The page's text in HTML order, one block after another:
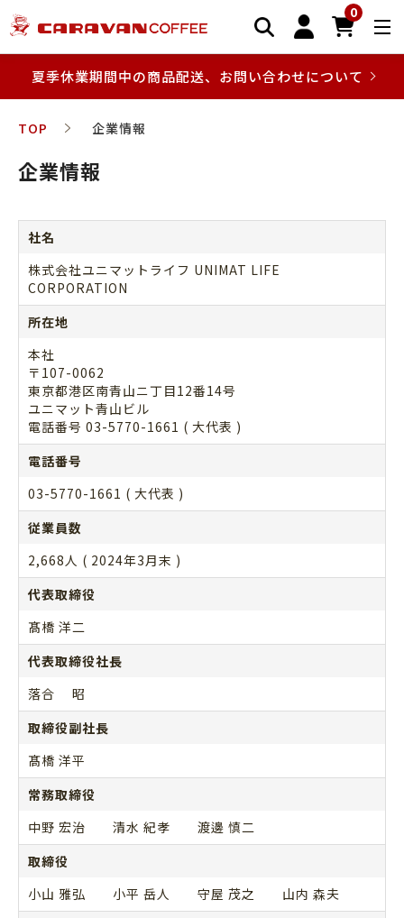
0
夏季休業期間中の商品配送、お問い合わせについて
TOP 企業情報
企業情報
社名
株式会社ユニマットライフ UNIMAT LIFE
CORPORATION
所在地
本社
〒107-0062
東京都港区南青山ニ丁目12番14号
ユニマット青山ビル
電話番号 03-5770-1661 ( 大代表 )
電話番号
03-5770-1661 ( 大代表 )
従業員数
2,668人 ( 2024年3月末 )
代表取締役
髙橋 洋二
代表取締役社長
落合 昭
取締役副社長
髙橋 洋平
常務取締役
中野 宏治 清水 紀孝 渡邊 慎二
取締役
小山 雅弘 小平 岳人 守屋 茂之 山内 森夫